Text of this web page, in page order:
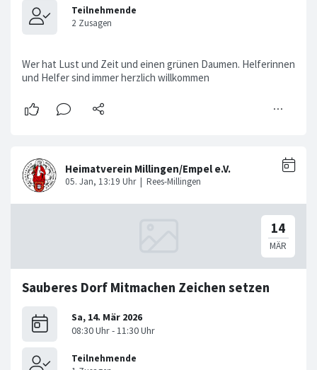
Wer hat Lust und Zeit und einen grünen Daumen. Helferinnen
und Helfer sind immer herzlich willkommen
Sauberes Dorf Mitmachen Zeichen setzen